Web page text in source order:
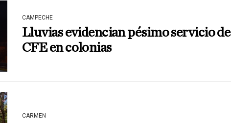
CAMPECHE
Lluvias evidencian pésimo servicio de
CFE en colonias
CARMEN